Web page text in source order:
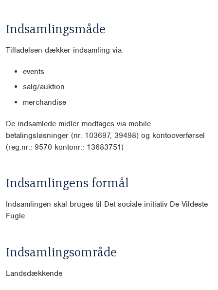
Indsamlingsmåde
Tilladelsen dækker indsamling via
events
salg/auktion
merchandise
De indsamlede midler modtages via mobile
betalingsløsninger (nr. 103697, 39498) og kontooverførsel
(reg.nr.: 9570 kontonr.: 13683751)
Indsamlingens formål
Indsamlingen skal bruges til Det sociale initiativ De Vildeste
Fugle
Indsamlingsområde
Landsdækkende